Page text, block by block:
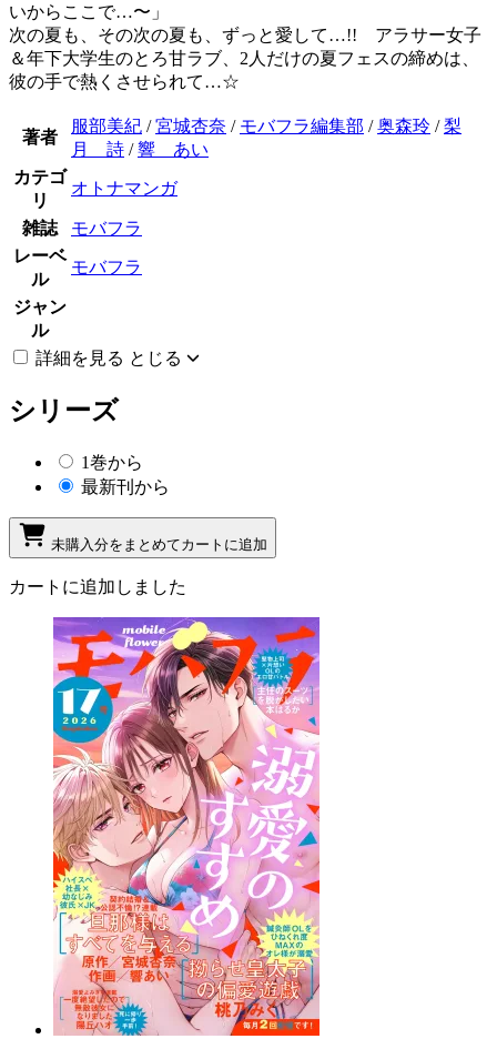
いからここで…〜」
次の夏も、その次の夏も、ずっと愛して…!! アラサー女子
＆年下大学生のとろ甘ラブ、2人だけの夏フェスの締めは、
彼の手で熱くさせられて…☆
著者
服部美紀 /宮城杏奈 / モバフラ編集部 /奥森玲 /梨
月 詩 /響 あい
カテゴ
リ
オトナマンガ
雑誌
モバフラ
レーベ
ル
モバフラ
ジャン
ル
詳細を見る とじる
シリーズ
1巻から
最新刊から
未購入分をまとめてカートに追加
カートに追加しました